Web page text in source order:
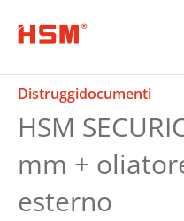
Distruggidocumenti
HSM
mm +
esterno